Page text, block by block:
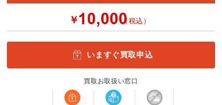
￥ （税込）
いますぐ買取申込
買取お取扱い窓口